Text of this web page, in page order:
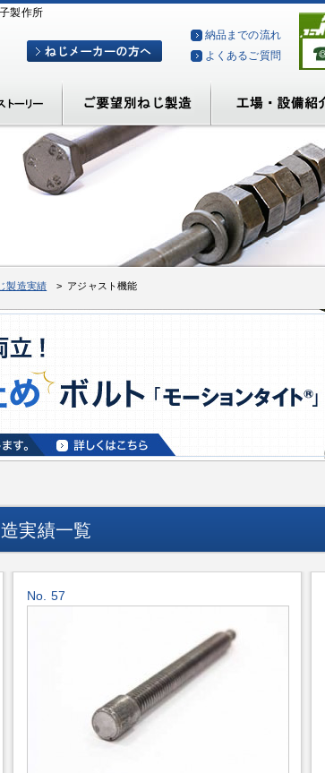
製作所
納品までの流れ
よくあるご質問
製造実績 > アジャスト機能
実績一覧
No. 57